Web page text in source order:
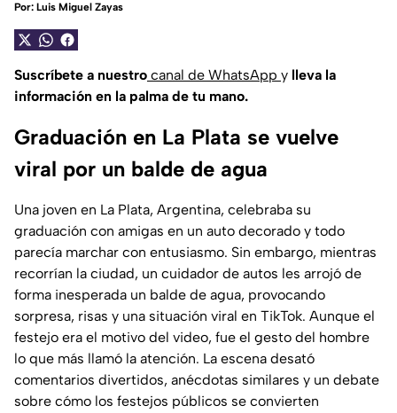
Por: Luis Miguel Zayas
Suscríbete a nuestro canal de WhatsApp y lleva la
información en la palma de tu mano.
Graduación en La Plata se vuelve
viral por un balde de agua
Una joven en La Plata, Argentina, celebraba su
graduación con amigas en un auto decorado y todo
parecía marchar con entusiasmo. Sin embargo, mientras
recorrían la ciudad, un cuidador de autos les arrojó de
forma inesperada un balde de agua, provocando
sorpresa, risas y una situación viral en TikTok. Aunque el
festejo era el motivo del video, fue el gesto del hombre
lo que más llamó la atención. La escena desató
comentarios divertidos, anécdotas similares y un debate
sobre cómo los festejos públicos se convierten